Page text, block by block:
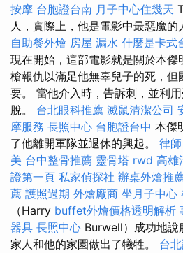
按摩 台胞證台南 月子中心住幾天
人，實際上，他是電影中最惡魔的
自助餐外燴 房屋 漏水 什麼是卡式
現在開始，這部電影就是關於本傑
槍報仇以滿足他無辜兒子的死，但
要。 當他介入時，告訴刺，並利
脫。 台北眼科推薦 滅鼠清潔公司
摩服務 長照中心 台胞證台中 本傑
了他離開軍隊並退休的興起。 律師
美 台中整骨推薦 靈骨塔 rwd 高雄
證第一頁 私家偵探社 辦桌外燴推
薦 護照過期 外燴廠商 坐月子中心
（Harry buffet外燴價格透明解析
器具 長照中心 Burwell）成功地說
家人和他的家園做出了犧牲。 台